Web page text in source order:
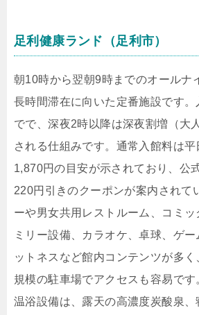
足利健康ランド（足利市）
朝10時から翌朝9時までのオールナ
長時間滞在に向いた定番施設です。
でで、深夜2時以降は深夜割増（大
される仕組みです。通常入館料は
1,870円の目安が示されており、公
220円引きのクーポンが案内されて
ーや男女共用レストルーム、コミ
ミリー設備、カラオケ、卓球、ゲー
ットネスなど館内コンテンツが多
規模の駐車場でアクセスも容易です
温浴設備は、露天の高濃度炭酸泉